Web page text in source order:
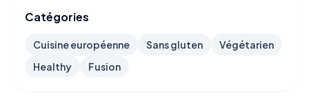
Catégories
Cuisine européenne Sans gluten
Végétarien
Healthy
Fusion